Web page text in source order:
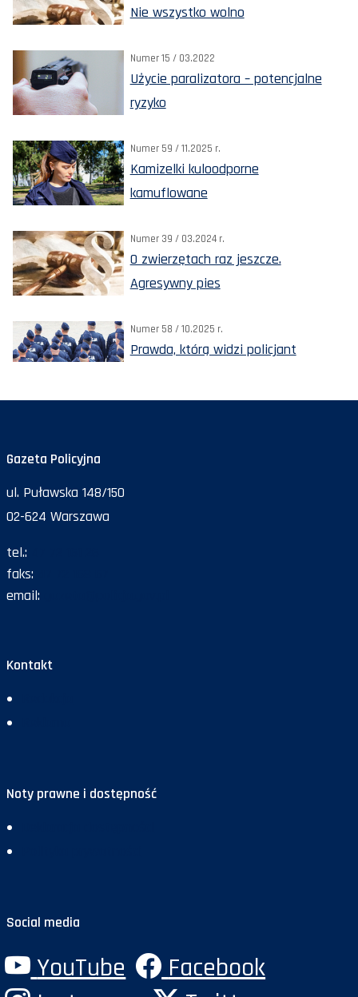
Nie wszystko wolno
Numer 15 / 03.2022
Użycie paralizatora – potencjalne
ryzyko
Numer 59 / 11.2025 r.
Kamizelki kuloodporne
kamuflowane
Numer 39 / 03.2024 r.
O zwierzętach raz jeszcze.
Agresywny pies
Numer 58 / 10.2025 r.
Prawda, którą widzi policjant
Gazeta Policyjna
ul. Puławska 148/150
02-624 Warszawa
tel.:
faks:
email:
Kontakt
Noty prawne i dostępność
Social media
YouTube
Facebook